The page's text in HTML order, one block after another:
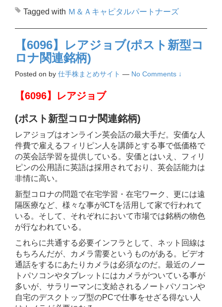
Tagged with Ｍ＆Ａキャピタルパートナーズ
【6096】レアジョブ(ポスト新型コ
ロナ関連銘柄)
Posted on by 仕手株まとめサイト — No Comments ↓
【6096】レアジョブ
(ポスト新型コロナ関連銘柄)
レアジョブはオンライン英会話の最大手だ。安価な人
件費で雇えるフィリピン人を講師とする事で低価格で
の英会話学習を提供している。安価とはいえ、フィリ
ピンの公用語に英語は採用されており、英会話能力は
非情に高い。
新型コロナの問題で在宅学習・在宅ワーク、更には遠
隔医療など、様々な事がICTを活用して家で行われて
いる。そして、それぞれにおいて市場では銘柄の物色
が行なわれている。
これらに共通する必要インフラとして、ネット回線は
もちろんだが、カメラ需要というものがある。ビデオ
通話をするにあたりカメラは必須なのだ。最近のノー
トパソコンやタブレットにはカメラがついている事が
多いが、サラリーマンに支給されるノートパソコンや
自宅のデスクトップ型のPCで仕事をせざる得ない人